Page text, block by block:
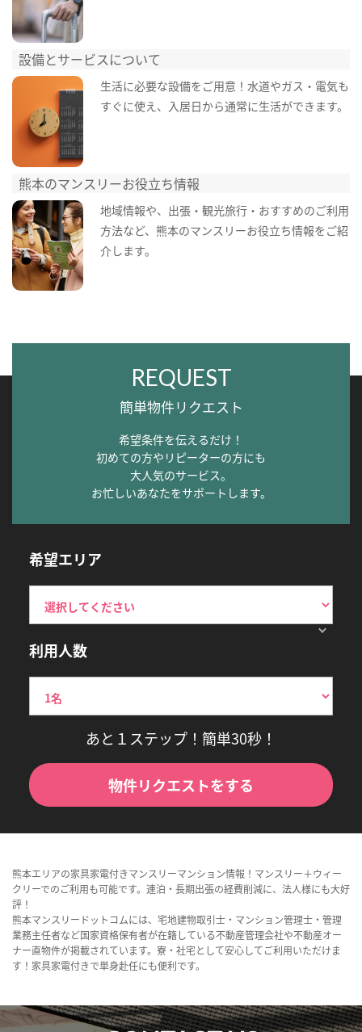
設備とサービスについて
生活に必要な設備をご用意！水道やガス・電気も
すぐに使え、入居日から通常に生活ができます。
熊本のマンスリーお役立ち情報
地域情報や、出張・観光旅行・おすすめのご利用
方法など、熊本のマンスリーお役立ち情報をご紹
介します。
REQUEST
簡単物件リクエスト
希望条件を伝えるだけ！
初めての方やリピーターの方にも
大人気のサービス。
お忙しいあなたをサポートします。
希望エリア
利用人数
あと１ステップ！簡単30秒！
物件リクエストをする
熊本エリアの家具家電付きマンスリーマンション情報！マンスリー＋ウィー
クリーでのご利用も可能です。連泊・長期出張の経費削減に、法人様にも大好
評！
熊本マンスリードットコムには、宅地建物取引士・マンション管理士・管理
業務主任者など国家資格保有者が在籍している不動産管理会社や不動産オー
ナー直物件が掲載されています。寮・社宅として安心してご利用いただけま
す！家具家電付きで単身赴任にも便利です。